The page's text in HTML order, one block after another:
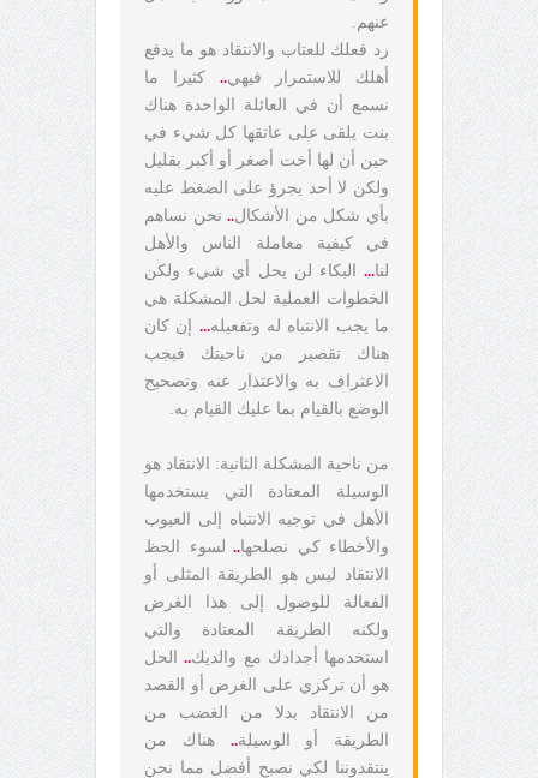
عنهم.
رد فعلك للعتاب والانتقاد هو ما يدفع
أهلك للاستمرار فيهي.. كثيرا ما
نسمع أن في العائلة الواحدة هناك
بنت يلقى على عاتقها كل شيء في
حين أن لها أخت أصغر أو أكبر بقليل
ولكن لا أحد يجرؤ على الضغط عليه
بأي شكل من الأشكال..نحن نساهم
في كيفية معاملة الناس والأهل
لنا... البكاء لن يحل أي شيء ولكن
الخطوات العملية لحل المشكلة هي
ما يجب الانتباه له وتفعيله.
.. إن كان
هناك تقصير من ناحيتك فيجب
الاعتراف به والاعتذار عنه وتصحيح
الوضع بالقيام بما عليك القيام به.
من ناحية المشكلة الثانية: الانتقاد هو
الوسيلة المعتادة التي يستخدمها
الأهل في توجيه الانتباه إلى العيوب
والأخطاء كي نصلحها.. لسوء الحظ
الانتقاد ليس هو الطريقة المثلى أو
الفعالة للوصول إلى هذا الغرض
ولكنه الطريقة المعتادة والتي
استخدمها أجدادك مع والديك..الحل
هو أن تركزي على الغرض أو القصد
من الانتقاد بدلا من الغضب من
الطريقة أو الوسيلة.. هناك من
ينتقدوننا لكي نصبح أفضل مما نحن